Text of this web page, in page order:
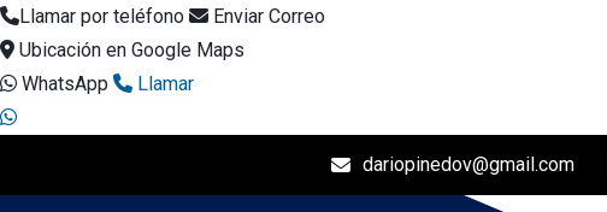
Llamar por teléfono
Enviar Correo
Ubicación en Google Maps
WhatsApp
Llamar
dariopinedov@gmail.com